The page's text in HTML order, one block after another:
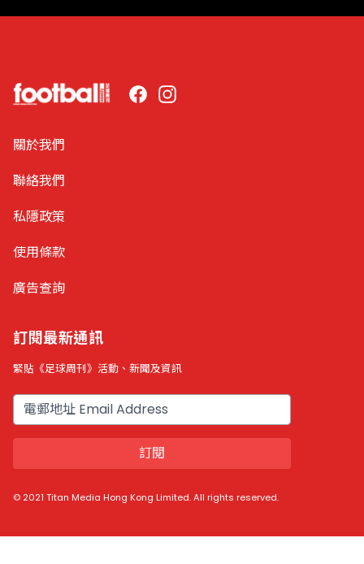
FacebookInstagram
關於我們
聯絡我們
私隱政策
使用條款
廣告查詢
訂閱最新通訊
緊貼《足球周刊》活動、新聞及資訊
電郵
訂閱
© 2021 Titan Media Hong Kong Limited. All rights reserved.